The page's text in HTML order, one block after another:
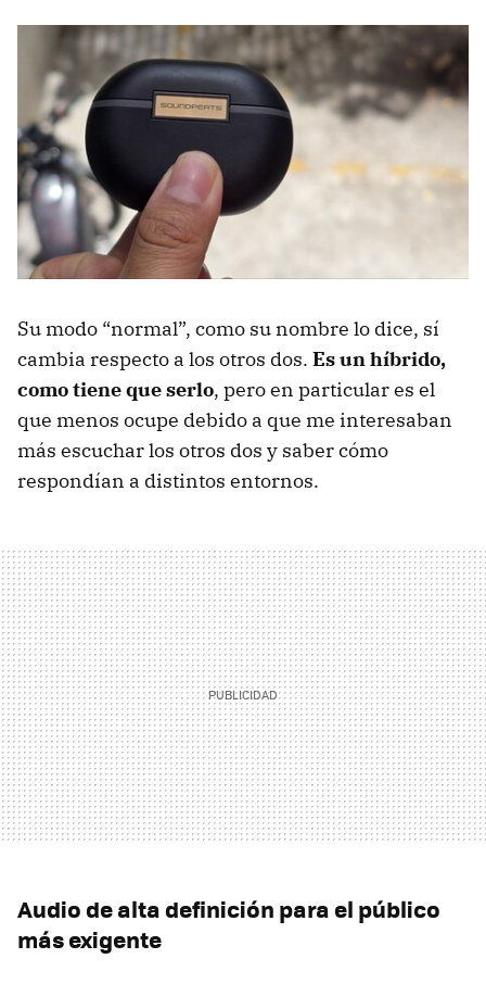
Su modo “normal”, como su nombre lo dice, sí
cambia respecto a los otros dos. Es un híbrido,
como tiene que serlo, pero en particular es el
que menos ocupe debido a que me interesaban
más escuchar los otros dos y saber cómo
respondían a distintos entornos.
Audio de alta definición para el público
más exigente